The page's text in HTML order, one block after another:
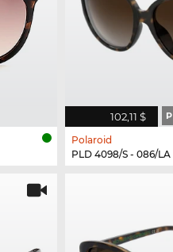
102,11 $ P
Polaroid
PLD 4098/S - 086/LA